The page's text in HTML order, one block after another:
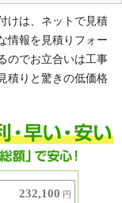
けは、ネットで見積
情報を見積りフォー
のでお立合いは工事
積りと驚きの低価格
232,100 円